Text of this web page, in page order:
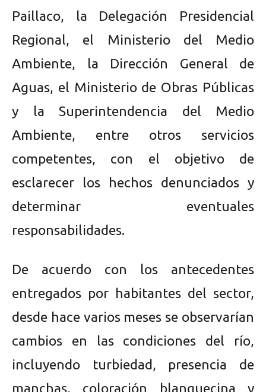
Paillaco, la Delegación Presidencial
Regional, el Ministerio del Medio
Ambiente, la Dirección General de
Aguas, el Ministerio de Obras Públicas
y la Superintendencia del Medio
Ambiente, entre otros servicios
competentes, con el objetivo de
esclarecer los hechos denunciados y
determinar eventuales
responsabilidades.
De acuerdo con los antecedentes
entregados por habitantes del sector,
desde hace varios meses se observarían
cambios en las condiciones del río,
incluyendo turbiedad, presencia de
manchas, coloración blanquecina y